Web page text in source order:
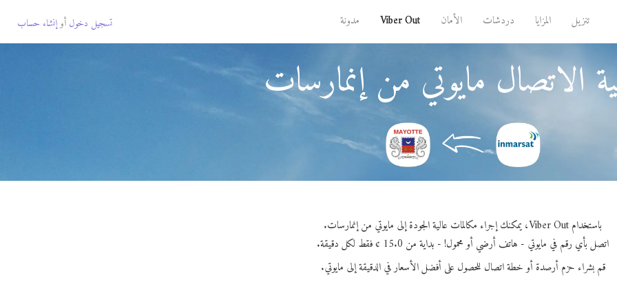
تنزيل المزايا دردشات الأمان Viber Out مدونة تسجيل دخول أوإنشاء حساب
الاتصال مايوتي من إنمارسات
باستخدام Viber Out، يمكنك إجراء مكالمات عالية الجودة إلى مايوتي من إنمارسات.
اتصل بأي رقم في مايوتي - هاتف أرضي أو محمول! - بداية من 15.0 ¢ فقط لكل دقيقة.
قم بشراء حزم أرصدة أو خطة اتصال للحصول على أفضل الأسعار في الدقيقة إلى مايوتي.